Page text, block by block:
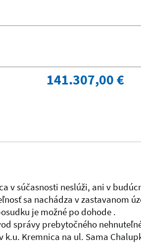
141.307,00 €
v súčasnosti neslúži, ani v
sa nachádza v zastavanom
je možné po dohode .
správy prebytočného
Kremnica na ul. Sama